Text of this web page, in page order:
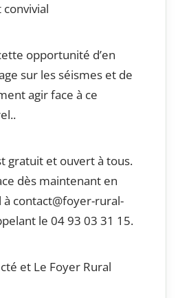
convivial
opportunité d’en
sur les séismes et de
agir face à ce
gratuit et ouvert à tous.
dès maintenant en
contact@foyer-rural-
le 04 93 03 31 15.
et Le Foyer Rural